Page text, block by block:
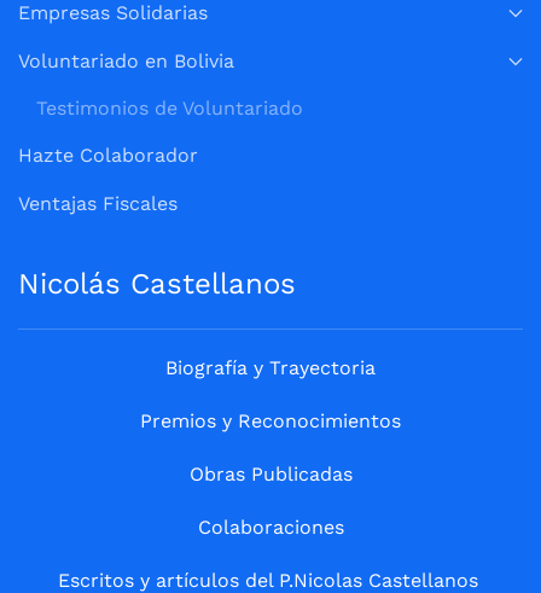
Empresas Solidarias
Voluntariado en Bolivia
Testimonios de Voluntariado
Hazte Colaborador
Ventajas Fiscales
Nicolás Castellanos
Biografía y Trayectoria
Premios y Reconocimientos
Obras Publicadas
Colaboraciones
Escritos y artículos del P.Nicolas Castellanos